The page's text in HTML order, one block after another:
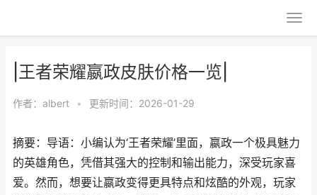
|王者荣耀嬴政皮肤价格一览|
作者： albert • 更新时间：2026-01-29
摘要：导语：小编认为‘王者荣耀’里面，嬴政一个极具魅力
的英雄角色，凭借其强大的控制和输出能力，深受玩家喜
爱。然而，想要让嬴政变得更具特点和炫酷的外观，玩家